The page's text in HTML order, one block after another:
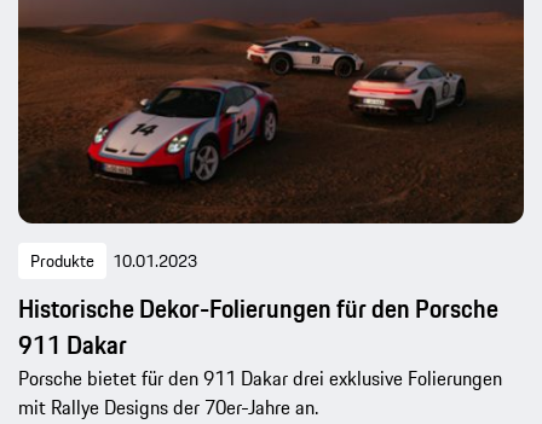
Produkte 10.01.2023
Historische Dekor-Folierungen für den Porsche
911 Dakar
Porsche bietet für den 911 Dakar drei exklusive Folierungen
mit Rallye Designs der 70er-Jahre an.